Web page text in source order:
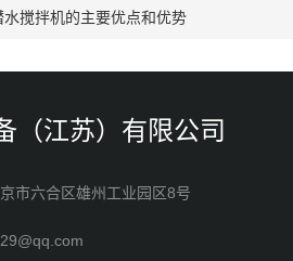
水搅拌机的主要优点和优势
（江苏）有限公司
市六合区雄州工业园区8号